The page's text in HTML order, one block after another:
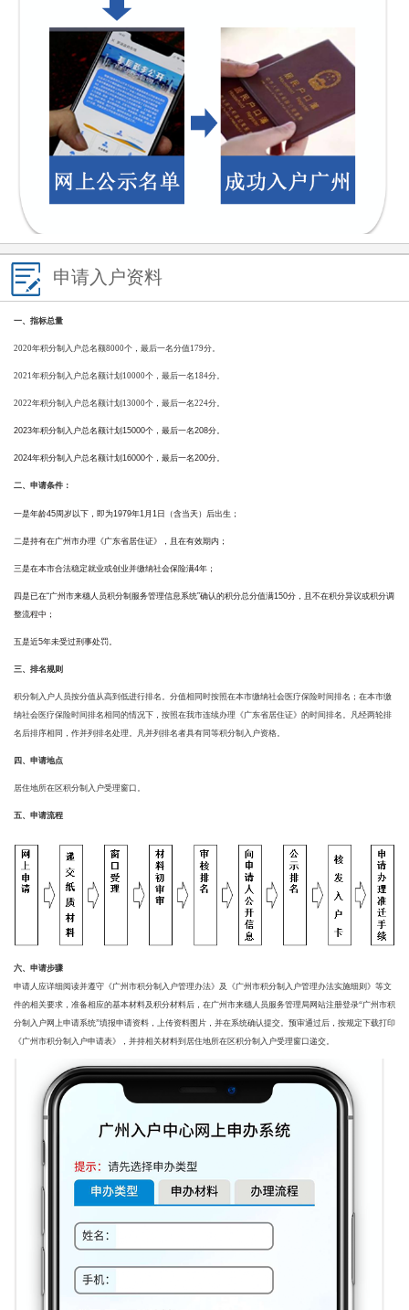
申请入户资料
一、指标总量
2020年积分制入户总名额8000个，最后一名分值179分。
2021年积分制入户总名额计划10000个，最后一名184分。
2022年积分制入户总名额计划13000个，最后一名224分。
2023年积分制入户总名额计划15000个，最后一名208分。
2024年积分制入户总名额计划16000个，最后一名200分。
二、申请条件：
一是年龄45周岁以下，即为1979年1月1日（含当天）后出生；
二是持有在广州市办理《广东省居住证》，且在有效期内；
三是在本市合法稳定就业或创业并缴纳社会保险满4年；
四是已在“广州市来穗人员积分制服务管理信息系统”确认的积分总分值满150分，且不在积分异议或积分调
整流程中；
五是近5年未受过刑事处罚。
三、排名规则
积分制入户人员按分值从高到低进行排名。分值相同时按照在本市缴纳社会医疗保险时间排名；在本市缴
纳社会医疗保险时间排名相同的情况下，按照在我市连续办理《广东省居住证》的时间排名。凡经两轮排
名后排序相同，作并列排名处理。凡并列排名者具有同等积分制入户资格。
四、申请地点
居住地所在区积分制入户受理窗口。
五、申请流程
六、申请步骤
申请人应详细阅读并遵守《广州市积分制入户管理办法》及《广州市积分制入户管理办法实施细则》等文
件的相关要求，准备相应的基本材料及积分材料后，在广州市来穗人员服务管理局网站注册登录“广州市积
分制入户网上申请系统”填报申请资料，上传资料图片，并在系统确认提交。预审通过后，按规定下载打印
《广州市积分制入户申请表》，并持相关材料到居住地所在区积分制入户受理窗口递交。